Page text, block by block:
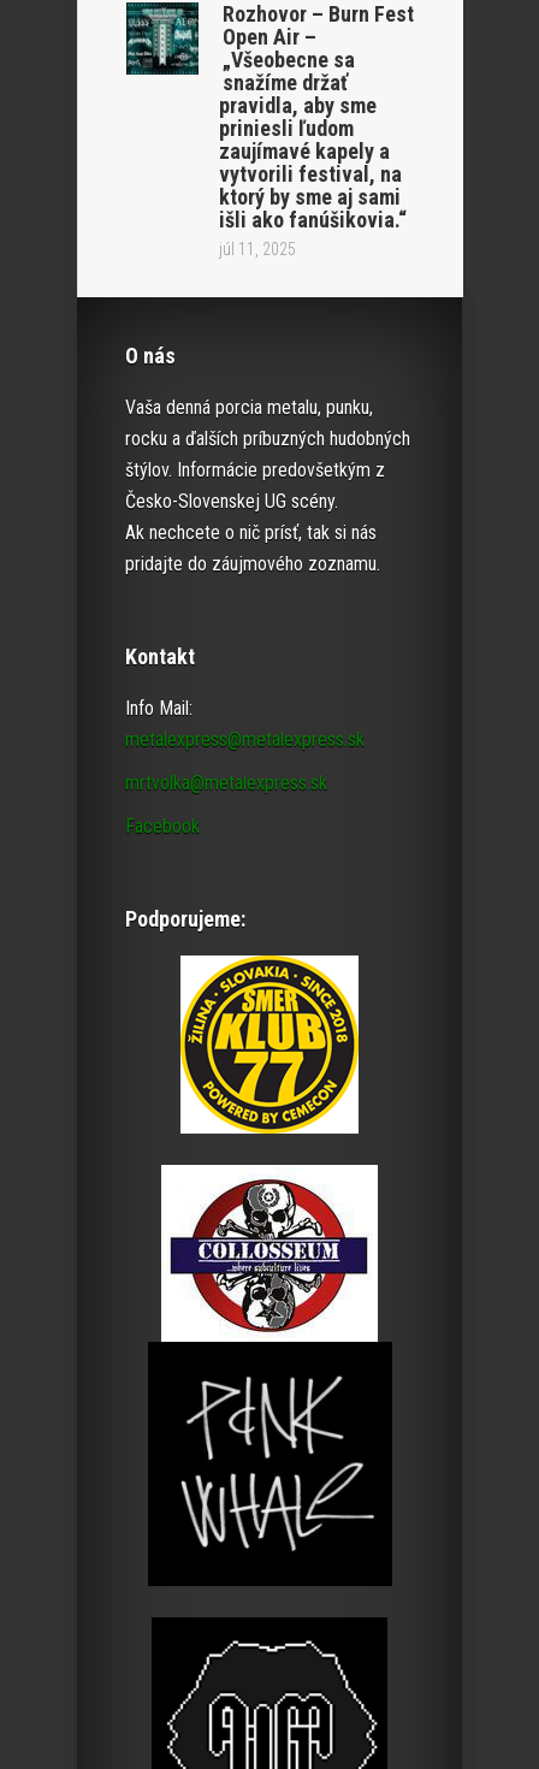
Rozhovor – Burn Fest
Open Air –
„Všeobecne sa
snažíme držať
pravidla, aby sme
priniesli ľudom
zaujímavé kapely a
vytvorili festival, na
ktorý by sme aj sami
išli ako fanúšikovia.“
júl 11, 2025
O nás
Vaša denná porcia metalu, punku,
rocku a ďalších príbuzných hudobných
štýlov. Informácie predovšetkým z
Česko-Slovenskej UG scény.
Ak nechcete o nič prísť, tak si nás
pridajte do záujmového zoznamu.
Kontakt
Info Mail:
metalexpress@metalexpress.sk
mrtvolka@metalexpress.sk
Facebook
Podporujeme: